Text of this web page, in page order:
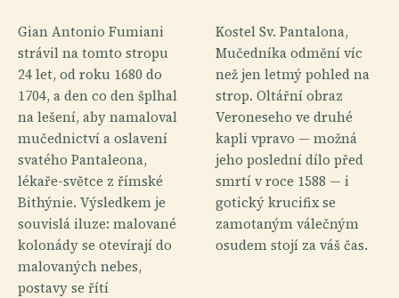
Gian Antonio Fumiani
strávil na tomto stropu
24 let, od roku 1680 do
1704, a den co den šplhal
na lešení, aby namaloval
mučednictví a oslavení
svatého Pantaleona,
lékaře-světce z římské
Bithýnie. Výsledkem je
souvislá iluze: malované
kolonády se otevírají do
malovaných nebes,
postavy se řítí
Kostel Sv. Pantalona,
Mučedníka odmění víc
než jen letmý pohled na
strop. Oltářní obraz
Veroneseho ve druhé
kapli vpravo — možná
jeho poslední dílo před
smrtí v roce 1588 — i
gotický krucifix se
zamotaným válečným
osudem stojí za váš čas.